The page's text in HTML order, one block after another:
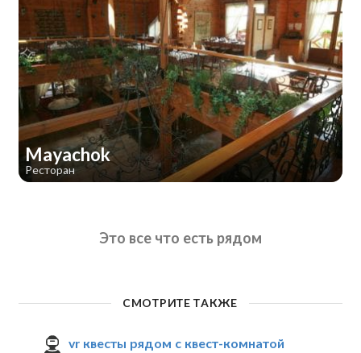
Mayachok
Ресторан
Это все что есть рядом
СМОТРИТЕ ТАКЖЕ
vr квесты рядом с квест-комнатой